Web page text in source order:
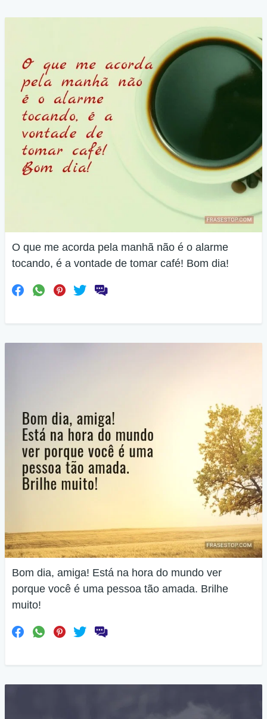
O que me acorda pela manhã não é o alarme
tocando, é a vontade de tomar café! Bom dia!
Bom dia, amiga! Está na hora do mundo ver
porque você é uma pessoa tão amada. Brilhe
muito!